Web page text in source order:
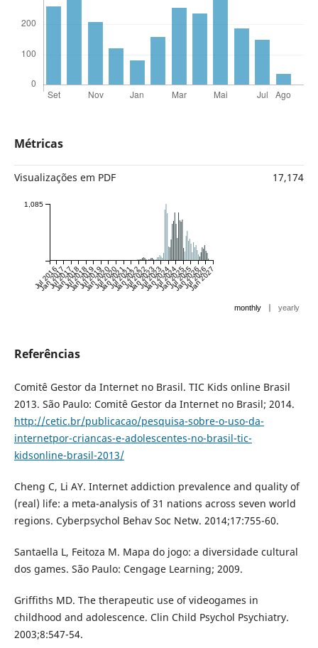
Métricas
Visualizações em PDF 17,174
Jul 2016
Jan 2017
Jul 2017
Jan 2018
Jul 2018
Jan 2019
Jul 2019
Jan 2020
Jul 2020
Jan 2021
Jul 2021
Jan 2022
Jul 2022
Jan 2023
Jul 2023
Jan 2024
Jul 2024
Jan 2025
Jul 2025
Jan 2026
Jul 2026
Jan 2027
1,085
monthly | yearly
Referências
Comitê Gestor da Internet no Brasil. TIC Kids online Brasil
2013. São Paulo: Comitê Gestor da Internet no Brasil; 2014.
http://cetic.br/publicacao/pesquisa-sobre-o-uso-da-
internetpor-criancas-e-adolescentes-no-brasil-tic-
kidsonline-brasil-2013/
Cheng C, Li AY. Internet addiction prevalence and quality of
(real) life: a meta-analysis of 31 nations across seven world
regions. Cyberpsychol Behav Soc Netw. 2014;17:755-60.
Santaella L, Feitoza M. Mapa do jogo: a diversidade cultural
dos games. São Paulo: Cengage Learning; 2009.
Griffiths MD. The therapeutic use of videogames in
childhood and adolescence. Clin Child Psychol Psychiatry.
2003;8:547-54.